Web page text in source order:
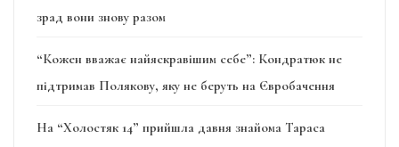
зрад вони знову разом
“Кожен вважає найяскравішим себе”: Кондратюк не
підтримав Полякову, яку не беруть на Євробачення
На “Холостяк 14” прийшла давня знайома Тараса